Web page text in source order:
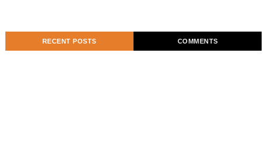
RECENT POSTS COMMENTS